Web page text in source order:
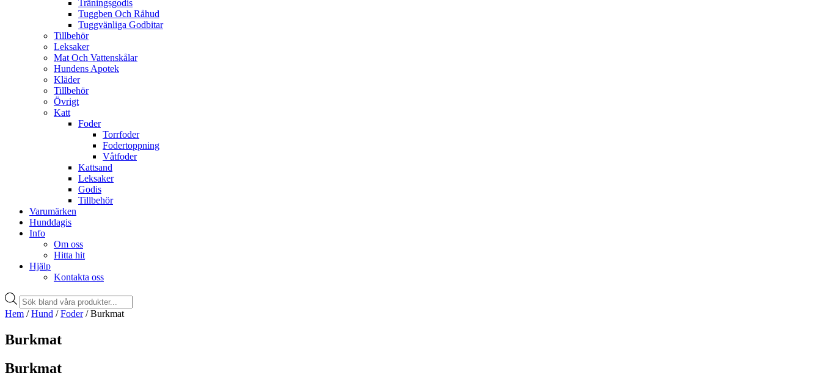
Träningsgodis
Tuggben Och Råhud
Tuggvänliga Godbitar
Tillbehör
Leksaker
Mat Och Vattenskålar
Hundens Apotek
Kläder
Tillbehör
Övrigt
Katt
Foder
Torrfoder
Fodertoppning
Våtfoder
Kattsand
Leksaker
Godis
Tillbehör
Varumärken
Hunddagis
Info
Om oss
Hitta hit
Hjälp
Kontakta oss
Products
search
Hem /Hund /Foder/ Burkmat
Burkmat
Burkmat